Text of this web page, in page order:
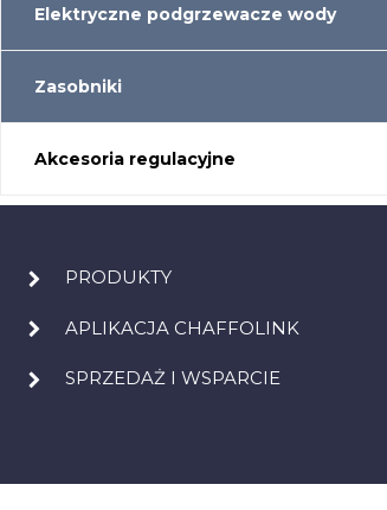
Elektryczne podgrzewacze wody
Zasobniki
Akcesoria regulacyjne
PRODUKTY
APLIKACJA CHAFFOLINK
SPRZEDAŻ I WSPARCIE